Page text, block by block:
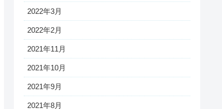
2022年3月
2022年2月
2021年11月
2021年10月
2021年9月
2021年8月